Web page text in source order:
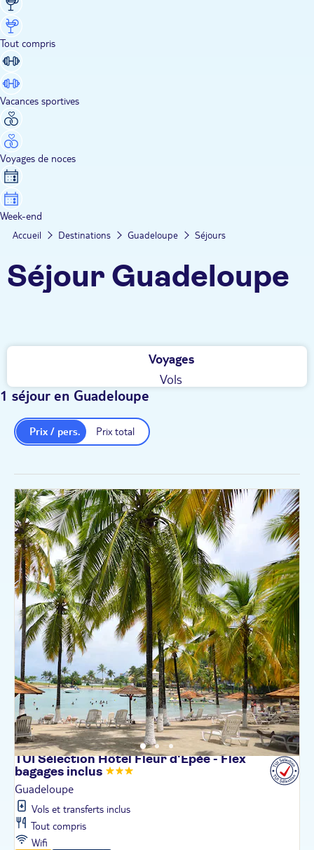
Tout compris
Vacances sportives
Voyages de noces
Week-end
Accueil Destinations Guadeloupe Séjours
Séjour Guadeloupe
Voyages
Vols
1 séjour en Guadeloupe
Prix total
Prix / pers.
TUI Sélection Hôtel Fleur d'Épée - Flex
bagages inclus
Guadeloupe
Vols et transferts inclus
Tout compris
Wifi